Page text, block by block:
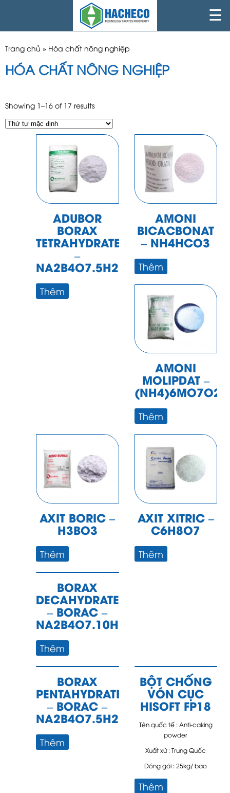
☰
Trang chủ » Hóa chất nông nghiệp
HÓA CHẤT NÔNG NGHIỆP
Showing 1–16 of 17 results
ADUBOR
BORAX
TETRAHYDRATE
–
NA2B4O7.5H2O
Thêm
AMONI
BICACBONAT
– NH4HCO3
Thêm
AMONI
MOLIPDAT –
Thêm
AXIT BORIC –
H3BO3
Thêm
AXIT XITRIC –
C6H8O7
Thêm
BORAX
DECAHYDRATE
– BORAC –
NA2B4O7.10H2O
Thêm
BORAX
PENTAHYDRATE
– BORAC –
NA2B4O7.5H2O
Thêm
BỘT CHỐNG
VÓN CỤC
HISOFT FP18
Tên quốc tế : Anti-caking
powder
Xuất xứ : Trung Quốc
Đóng gói : 25kg/ bao
Thêm